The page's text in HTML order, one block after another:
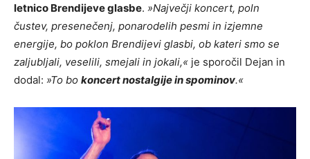
letnico Brendijeve glasbe. »Največji koncert, poln
čustev, presenečenj, ponarodelih pesmi in izjemne
energije, bo poklon Brendijevi glasbi, ob kateri smo se
zaljubljali, veselili, smejali in jokali,« je sporočil Dejan in
dodal: »To bo koncert nostalgije in spominov.«